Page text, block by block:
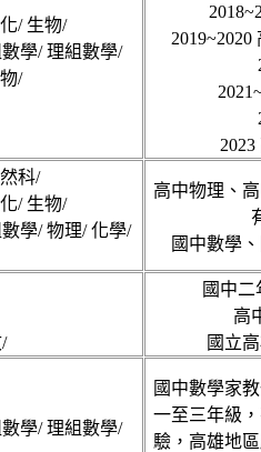
/ 生物/
學/ 理組數學/
/
科/
/ 生物/
學/ 物理/ 化學/
高中物理、
國中數學
國中
高
國立
學/ 理組數學/
國中數學家
一至三年級
驗，高雄地